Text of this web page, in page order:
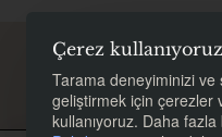
Çerez
Tarama deneyiminizi ve
geliştirmek için çerezler
kullanıyoruz. Daha fazla
Copyright © 2026, Bioherbal,